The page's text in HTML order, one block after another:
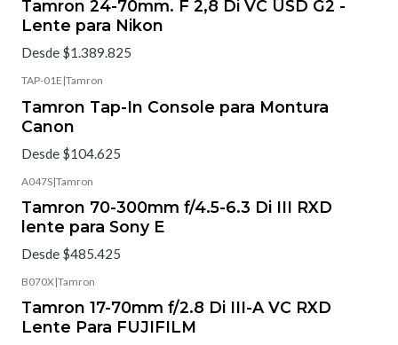
Tamron 24-70mm. F 2,8 Di VC USD G2 -
Lente para Nikon
Desde $1.389.825
TAP-01E |Tamron
Tamron Tap-In Console para Montura
Canon
Desde $104.625
A047S|Tamron
Tamron 70-300mm f/4.5-6.3 Di III RXD
lente para Sony E
Desde $485.425
B070X|Tamron
Tamron 17-70mm f/2.8 Di III-A VC RXD
Lente Para FUJIFILM